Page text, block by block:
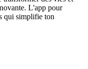
L'app pour
qui simplifie ton